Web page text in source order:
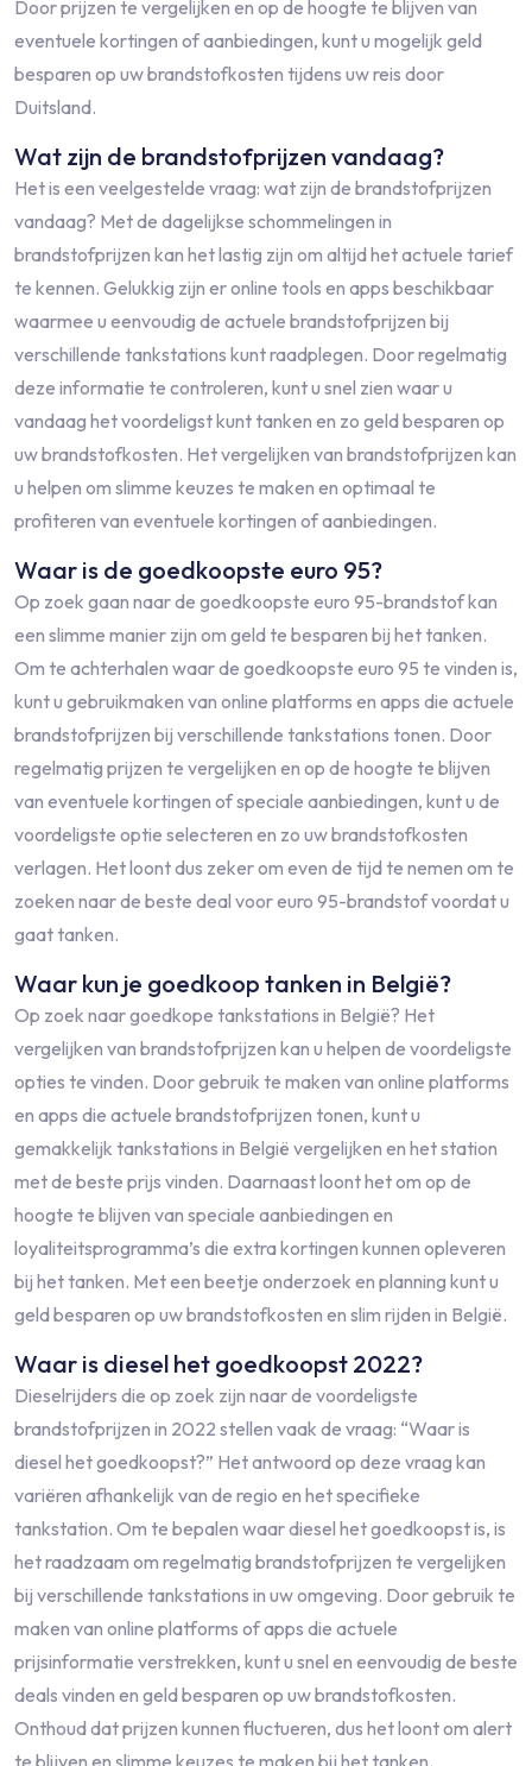
Door prijzen te vergelijken en op de hoogte te blijven van
eventuele kortingen of aanbiedingen, kunt u mogelijk geld
besparen op uw brandstofkosten tijdens uw reis door
Duitsland.
Wat zijn de brandstofprijzen vandaag?
Het is een veelgestelde vraag: wat zijn de brandstofprijzen
vandaag? Met de dagelijkse schommelingen in
brandstofprijzen kan het lastig zijn om altijd het actuele tarief
te kennen. Gelukkig zijn er online tools en apps beschikbaar
waarmee u eenvoudig de actuele brandstofprijzen bij
verschillende tankstations kunt raadplegen. Door regelmatig
deze informatie te controleren, kunt u snel zien waar u
vandaag het voordeligst kunt tanken en zo geld besparen op
uw brandstofkosten. Het vergelijken van brandstofprijzen kan
u helpen om slimme keuzes te maken en optimaal te
profiteren van eventuele kortingen of aanbiedingen.
Waar is de goedkoopste euro 95?
Op zoek gaan naar de goedkoopste euro 95-brandstof kan
een slimme manier zijn om geld te besparen bij het tanken.
Om te achterhalen waar de goedkoopste euro 95 te vinden is,
kunt u gebruikmaken van online platforms en apps die actuele
brandstofprijzen bij verschillende tankstations tonen. Door
regelmatig prijzen te vergelijken en op de hoogte te blijven
van eventuele kortingen of speciale aanbiedingen, kunt u de
voordeligste optie selecteren en zo uw brandstofkosten
verlagen. Het loont dus zeker om even de tijd te nemen om te
zoeken naar de beste deal voor euro 95-brandstof voordat u
gaat tanken.
Waar kun je goedkoop tanken in België?
Op zoek naar goedkope tankstations in België? Het
vergelijken van brandstofprijzen kan u helpen de voordeligste
opties te vinden. Door gebruik te maken van online platforms
en apps die actuele brandstofprijzen tonen, kunt u
gemakkelijk tankstations in België vergelijken en het station
met de beste prijs vinden. Daarnaast loont het om op de
hoogte te blijven van speciale aanbiedingen en
loyaliteitsprogramma’s die extra kortingen kunnen opleveren
bij het tanken. Met een beetje onderzoek en planning kunt u
geld besparen op uw brandstofkosten en slim rijden in België.
Waar is diesel het goedkoopst 2022?
Dieselrijders die op zoek zijn naar de voordeligste
brandstofprijzen in 2022 stellen vaak de vraag: “Waar is
diesel het goedkoopst?” Het antwoord op deze vraag kan
variëren afhankelijk van de regio en het specifieke
tankstation. Om te bepalen waar diesel het goedkoopst is, is
het raadzaam om regelmatig brandstofprijzen te vergelijken
bij verschillende tankstations in uw omgeving. Door gebruik te
maken van online platforms of apps die actuele
prijsinformatie verstrekken, kunt u snel en eenvoudig de beste
deals vinden en geld besparen op uw brandstofkosten.
Onthoud dat prijzen kunnen fluctueren, dus het loont om alert
te blijven en slimme keuzes te maken bij het tanken.